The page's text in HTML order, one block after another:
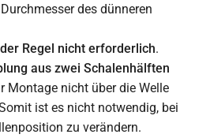
des dünneren
Regel nicht erforderlich.
aus zwei Schalenhälften
Montage nicht über die Welle
ist es nicht notwendig, bei
zu verändern.